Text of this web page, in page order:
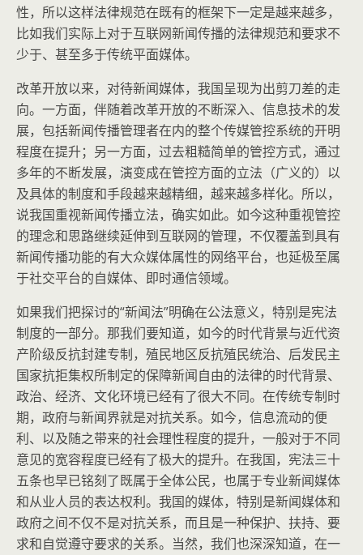
性，所以这样法律规范在既有的框架下一定是越来越多，
比如我们实际上对于互联网新闻传播的法律规范和要求不
少于、甚至多于传统平面媒体。
改革开放以来，对待新闻媒体，我国呈现为出剪刀差的走
向。一方面，伴随着改革开放的不断深入、信息技术的发
展，包括新闻传播管理者在内的整个传媒管控系统的开明
程度在提升；另一方面，过去粗糙简单的管控方式，通过
多年的不断发展，演变成在管控方面的立法（广义的）以
及具体的制度和手段越来越精细，越来越多样化。所以，
说我国重视新闻传播立法，确实如此。如今这种重视管控
的理念和思路继续延伸到互联网的管理，不仅覆盖到具有
新闻传播功能的有大众媒体属性的网络平台，也延极至属
于社交平台的自媒体、即时通信领域。
如果我们把探讨的“新闻法”明确在公法意义，特别是宪法
制度的一部分。那我们要知道，如今的时代背景与近代资
产阶级反抗封建专制，殖民地区反抗殖民统治、后发民主
国家抗拒集权所制定的保障新闻自由的法律的时代背景、
政治、经济、文化环境已经有了很大不同。在传统专制时
期，政府与新闻界就是对抗关系。如今，信息流动的便
利、以及随之带来的社会理性程度的提升，一般对于不同
意见的宽容程度已经有了极大的提升。在我国，宪法三十
五条也早已铭刻了既属于全体公民，也属于专业新闻媒体
和从业人员的表达权利。我国的媒体，特别是新闻媒体和
政府之间不仅不是对抗关系，而且是一种保护、扶持、要
求和自觉遵守要求的关系。当然，我们也深深知道，在一